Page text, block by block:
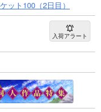
ト100（2日目）
入荷アラート